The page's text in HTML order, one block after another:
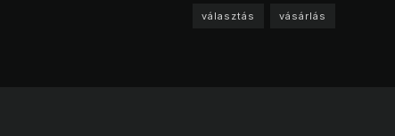
választás vásárlás